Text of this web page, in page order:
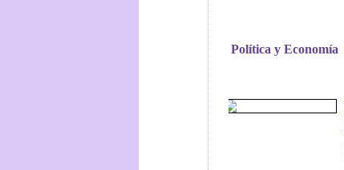
Política y Economía